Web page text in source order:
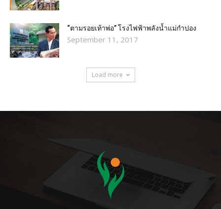
“ตามรอยเท้าพ่อ” โรงไฟฟ้าพลังน้ำแม่กำปอง
September 11, 2017
Load more